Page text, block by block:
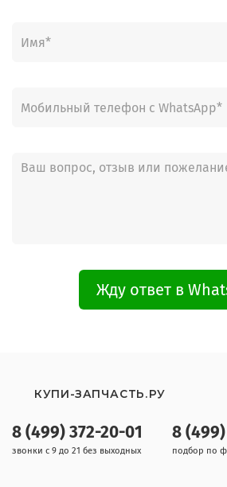
Жду ответ в
8 (499) 372-20-01
звонки с 9 до 21 без выходных
8
подбор по
КУПИ-ЗАПЧАСТЬ.РУ